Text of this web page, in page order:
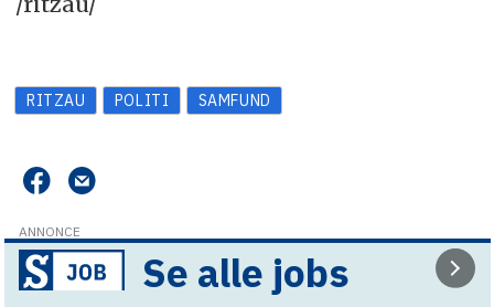
RITZAU POLITI SAMFUND
ANNONCE
Se alle jobs